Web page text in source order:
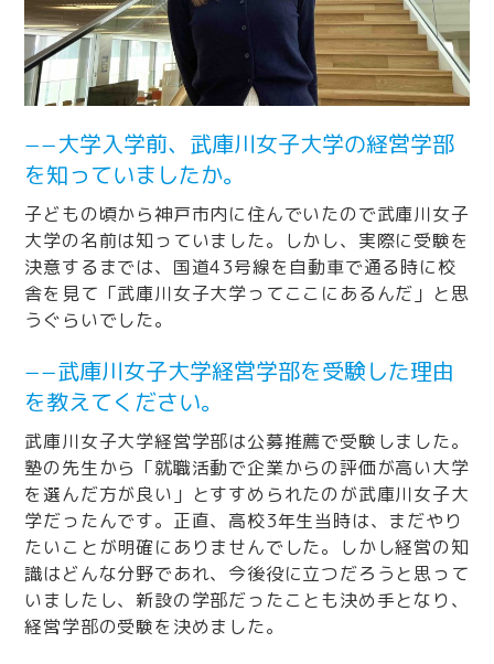
−−大学入学前、武庫川女子大学の経営学部
を知っていましたか。
子どもの頃から神戸市内に住んでいたので武庫川女子
大学の名前は知っていました。しかし、実際に受験を
決意するまでは、国道43号線を自動車で通る時に校
舎を見て「武庫川女子大学ってここにあるんだ」と思
うぐらいでした。
−−武庫川女子大学経営学部を受験した理由
を教えてください。
武庫川女子大学経営学部は公募推薦で受験しました。
塾の先生から「就職活動で企業からの評価が高い大学
を選んだ方が良い」とすすめられたのが武庫川女子大
学だったんです。正直、高校3年生当時は、まだやり
たいことが明確にありませんでした。しかし経営の知
識はどんな分野であれ、今後役に立つだろうと思って
いましたし、新設の学部だったことも決め手となり、
経営学部の受験を決めました。